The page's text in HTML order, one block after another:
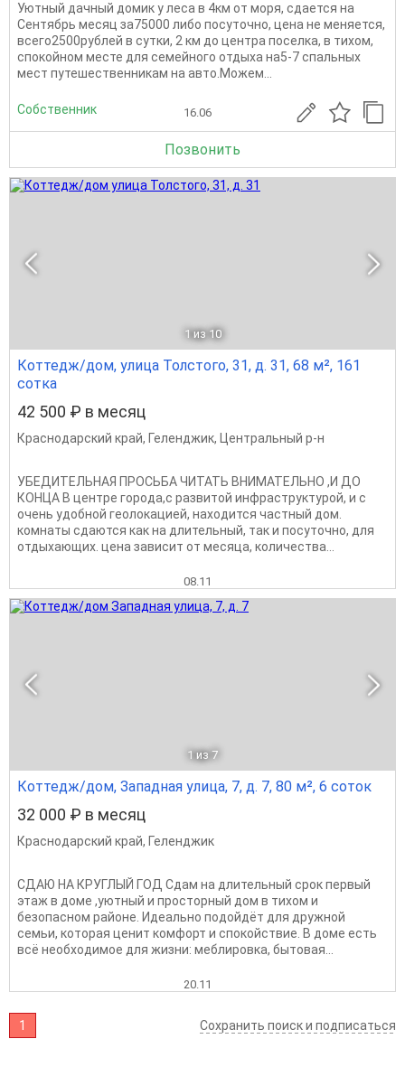
Уютный дачный домик у леса в 4км от моря, сдается на
Сентябрь месяц за75000 либо посуточно, цена не меняется,
всего2500рублей в сутки, 2 км до центра поселка, в тихом,
спокойном месте для семейного отдыха на5-7 спальных
мест путешественникам на авто.Можем...
Собственник 16.06
Позвонить
1 из 10
Коттедж/дом, улица Толстого, 31, д. 31, 68 м², 161
сотка
42 500 ₽ в месяц
Краснодарский край, Геленджик, Центральный р-н
УБЕДИТЕЛЬНАЯ ПРОСЬБА ЧИТАТЬ ВНИМАТЕЛЬНО ,И ДО
КОНЦА В центре города,с развитой инфраструктурой, и с
очень удобной геолокацией, находится частный дом.
комнаты сдаются как на длительный, так и посуточно, для
отдыхающих. цена зависит от месяца, количества...
08.11
1 из 7
Коттедж/дом, Западная улица, 7, д. 7, 80 м², 6 соток
32 000 ₽ в месяц
Краснодарский край, Геленджик
СДАЮ НА КРУГЛЫЙ ГОД Сдам на длительный срок первый
этаж в доме ,уютный и просторный дом в тихом и
безопасном районе. Идеально подойдёт для дружной
семьи, которая ценит комфорт и спокойствие. В доме есть
всё необходимое для жизни: меблировка, бытовая...
20.11
1 Сохранить поиск и подписаться